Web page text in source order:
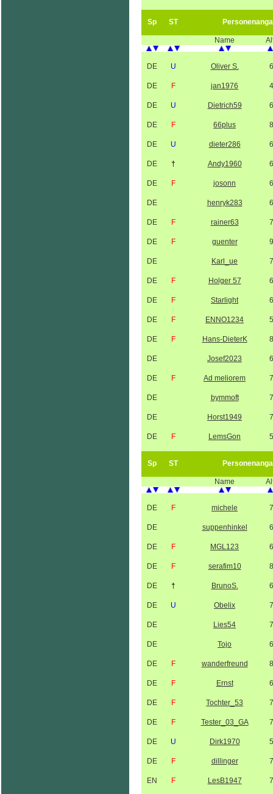
Sp ST
Name
DE U Oliver S.
DE F jan1976
DE U Dietrich59
DE F 66plus
DE U dieter286
DE † Andy1960
DE F josonn
DE henryk283
DE F rainer63
DE F guenter
DE Karl_ue
DE F Holger 57
DE F Starlight
DE F ENNO1234
DE F Hans-DieterK
DE Josef2023
DE F Ad meliorem
DE bymmoft
DE Horst1949
DE F LemsGon
Sp ST
Name
DE F michele
DE suppenhinkel
DE F MGL123
DE F serafim10
DE † BrunoS.
DE U Obelix
DE Lies54
DE Tojo
DE F wanderfreund
DE F Ernst
DE F Tochter_53
DE F Tester_03_GA
DE U Dirk1970
DE F dillinger
EN F LesB1947